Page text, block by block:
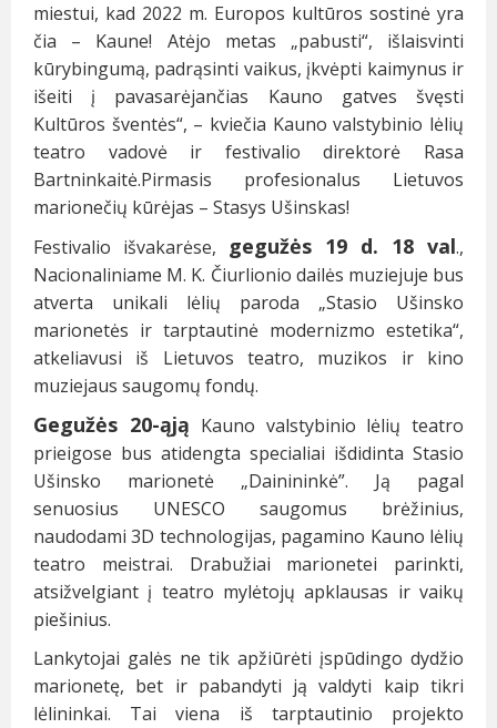
miestui, kad 2022 m. Europos kultūros sostinė yra
čia – Kaune! Atėjo metas „pabusti“, išlaisvinti
kūrybingumą, padrąsinti vaikus, įkvėpti kaimynus ir
išeiti į pavasarėjančias Kauno gatves švęsti
Kultūros šventės“, – kviečia Kauno valstybinio lėlių
teatro vadovė ir festivalio direktorė Rasa
Bartninkaitė.Pirmasis profesionalus Lietuvos
marionečių kūrėjas – Stasys Ušinskas!
Festivalio išvakarėse, gegužės 19 d. 18 val.,
Nacionaliniame M. K. Čiurlionio dailės muziejuje bus
atverta unikali lėlių paroda „Stasio Ušinsko
marionetės ir tarptautinė modernizmo estetika“,
atkeliavusi iš Lietuvos teatro, muzikos ir kino
muziejaus saugomų fondų.
Gegužės 20-ąją Kauno valstybinio lėlių teatro
prieigose bus atidengta specialiai išdidinta Stasio
Ušinsko marionetė „Dainininkė”. Ją pagal
senuosius UNESCO saugomus brėžinius,
naudodami 3D technologijas, pagamino Kauno lėlių
teatro meistrai. Drabužiai marionetei parinkti,
atsižvelgiant į teatro mylėtojų apklausas ir vaikų
piešinius.
Lankytojai galės ne tik apžiūrėti įspūdingo dydžio
marionetę, bet ir pabandyti ją valdyti kaip tikri
lėlininkai. Tai viena iš tarptautinio projekto